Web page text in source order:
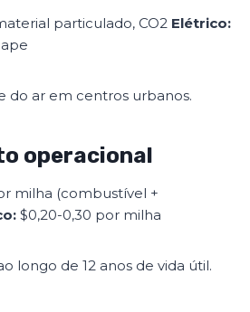
particulado, CO2 Elétrico:
do ar em centros urbanos.
operacional
milha (combustível +
$0,20-0,30 por milha
longo de 12 anos de vida útil.